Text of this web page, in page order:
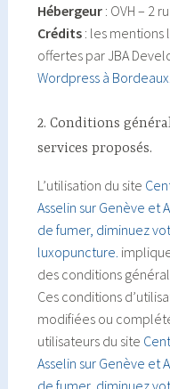
Hébergeur: OVH – 2
Crédits: les mentions
offertes par JBA
Wordpress à Bordeaux.
2. Conditions
services proposés.
L’utilisation du site
Asselin sur Genève et
de fumer, diminuez
luxopuncture.
des conditions
Ces conditions
modifiées ou
utilisateurs du site
Asselin sur Genève et
de fumer, diminuez